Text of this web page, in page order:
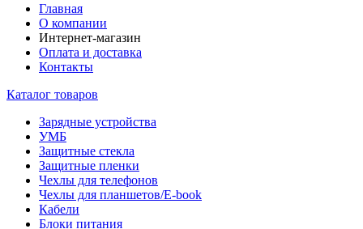
Главная
О компании
Интернет-магазин
Оплата и доставка
Контакты
Каталог товаров
Зарядные устройства
УМБ
Защитные стекла
Защитные пленки
Чехлы для телефонов
Чехлы для планшетов/E-book
Кабели
Блоки питания